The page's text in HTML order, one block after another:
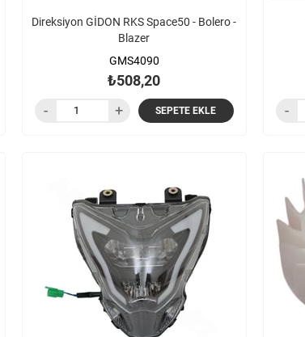
Direksiyon GİDON RKS Space50 - Bolero -
Blazer
GMS4090
₺508,20
SEPETE EKLE